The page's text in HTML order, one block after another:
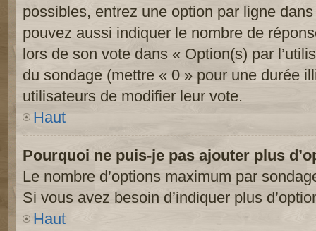
possibles, entrez une option par ligne
pouvez aussi indiquer le nombre de
lors de son vote dans « Option(s) par
du sondage (mettre « 0 » pour une durée
utilisateurs de modifier leur vote.
Haut
Pourquoi ne puis-je pas ajouter plus
Le nombre d’options maximum par
Si vous avez besoin d’indiquer plus
Haut